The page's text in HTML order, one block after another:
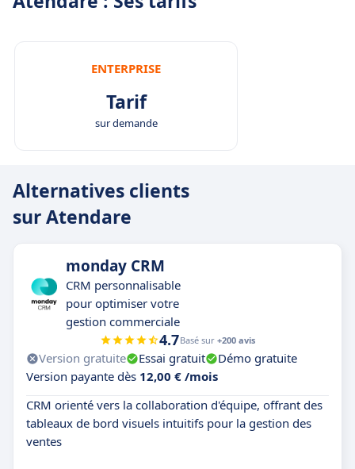
ENTERPRISE
Tarif
sur demande
Alternatives clients
sur Atendare
monday CRM
CRM personnalisable
pour optimiser votre
gestion commerciale
4.7Basé sur +200 avis
Version gratuite Essai gratuit
Démo gratuite
Version payante dès 12,00 € /mois
CRM orienté vers la collaboration d'équipe, offrant des
tableaux de bord visuels intuitifs pour la gestion des
ventes